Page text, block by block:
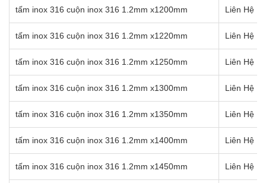
tấm inox 316 cuộn inox 316 1.2mm x1200mm Liên Hệ
tấm inox 316 cuộn inox 316 1.2mm x1220mm Liên Hệ
tấm inox 316 cuộn inox 316 1.2mm x1250mm Liên Hệ
tấm inox 316 cuộn inox 316 1.2mm x1300mm Liên Hệ
tấm inox 316 cuộn inox 316 1.2mm x1350mm Liên Hệ
tấm inox 316 cuộn inox 316 1.2mm x1400mm Liên Hệ
tấm inox 316 cuộn inox 316 1.2mm x1450mm Liên Hệ